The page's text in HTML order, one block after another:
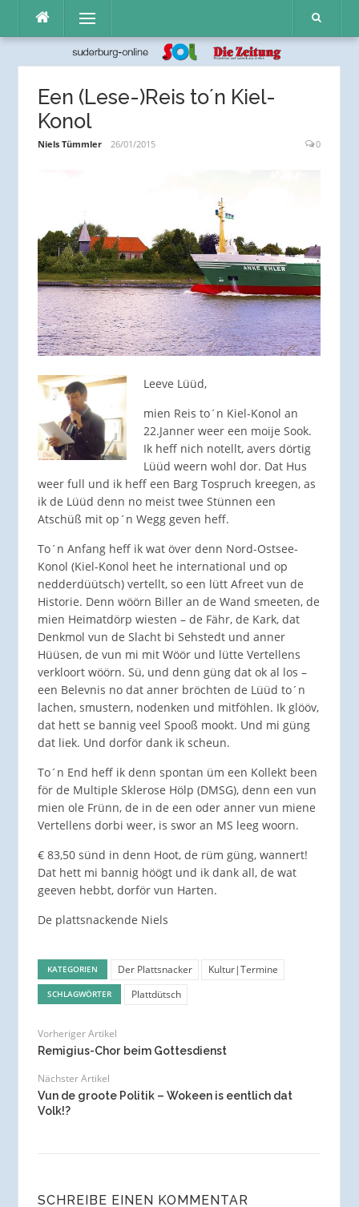
Inhalt
Menü
Een (Lese-)Reis to´n Kiel-
Konol
Niels Tümmler 26/01/2015 0
Leeve Lüüd,
mien Reis to´n Kiel-Konol an
22.Janner weer een moije Sook.
Ik heff nich notellt, avers dörtig
Lüüd weern wohl dor. Dat Hus
weer full und ik heff een Barg Tospruch kreegen, as
ik de Lüüd denn no meist twee Stünnen een
Atschüß mit op´n Wegg geven heff.
To´n Anfang heff ik wat över denn Nord-Ostsee-
Konol (Kiel-Konol heet he international und op
nedderdüütsch) vertellt, so een lütt Afreet vun de
Historie. Denn wöörn Biller an de Wand smeeten, de
mien Heimatdörp wiesten – de Fähr, de Kark, dat
Denkmol vun de Slacht bi Sehstedt und anner
Hüüsen, de vun mi mit Wöör und lütte Vertellens
verkloort wöörn. Sü, und denn güng dat ok al los –
een Belevnis no dat anner bröchten de Lüüd to´n
lachen, smustern, nodenken und mitföhlen. Ik glööv,
dat hett se bannig veel Spooß mookt. Und mi güng
dat liek. Und dorför dank ik scheun.
To´n End heff ik denn spontan üm een Kollekt been
för de Multiple Sklerose Hölp (DMSG), denn een vun
mien ole Frünn, de in de een oder anner vun miene
Vertellens dorbi weer, is swor an MS leeg woorn.
€ 83,50 sünd in denn Hoot, de rüm güng, wannert!
Dat hett mi bannig höögt und ik dank all, de wat
geeven hebbt, dorför vun Harten.
De plattsnackende Niels
KATEGORIEN Der Plattsnacker Kultur|Termine
SCHLAGWÖRTER Plattdütsch
Vorheriger Artikel
Remigius-Chor beim Gottesdienst
Nächster Artikel
Vun de groote Politik – Wokeen is eentlich dat
Volk!?
SCHREIBE EINEN KOMMENTAR